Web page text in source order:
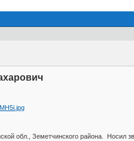
обл., Земетчинского района. Носил